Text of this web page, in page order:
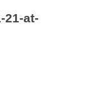
21-at-